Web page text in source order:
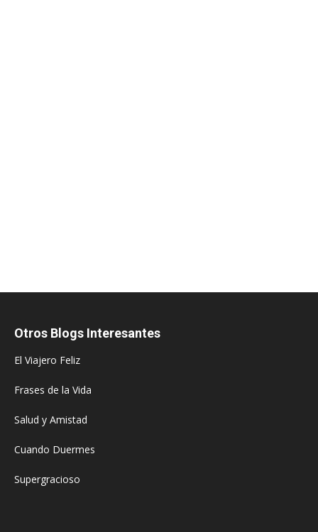
Otros Blogs Interesantes
El Viajero Feliz
Frases de la Vida
Salud y Amistad
Cuando Duermes
Supergracioso